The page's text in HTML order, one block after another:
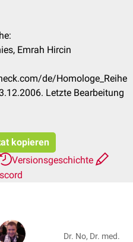
Emrah Hircin
de/Homologe_Reihe
Letzte Bearbeitung
kopieren
Versionsgeschichte
Dr. No, Dr. med.